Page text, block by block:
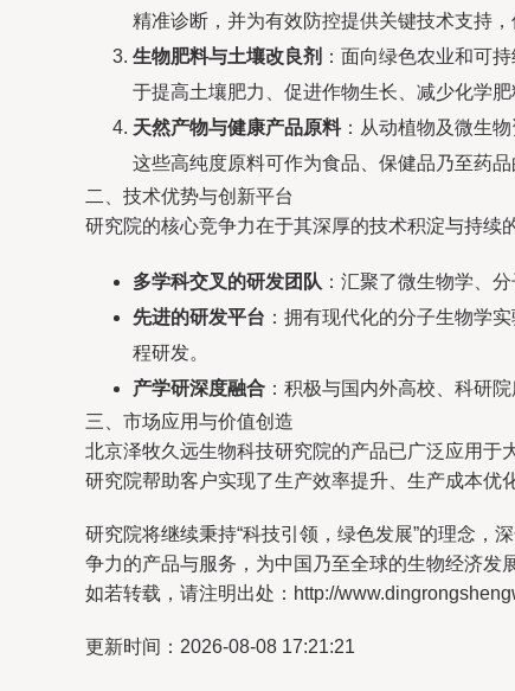
精准诊断，并为有效防控提供关键技术支持
生物肥料与土壤改良剂 ：面向绿色农业和可
于提高土壤肥力、促进作物生长、减少化学肥
天然产物与健康产品原料：从动植物及微生
这些高纯度原料可作为食品、保健品乃至药
二、技术优势与创新平台
研究院的核心竞争力在于其深厚的技术积淀与持续
多学科交叉的研发团队 ：汇聚了微生物学、
先进的研发平台 ：拥有现代化的分子生物学
程研发。
产学研深度融合 ：积极与国内外高校、科研
三、市场应用与价值创造
北京泽牧久远生物科技研究院的产品已广泛应用于
研究院帮助客户实现了生产效率提升、生产成本优
研究院将继续秉持“科技引领，绿色发展”的理念，
争力的产品与服务，为中国乃至全球的生物经济发
如若转载，请注明出处：http://
更新时间：2026-08-08 17:21:21